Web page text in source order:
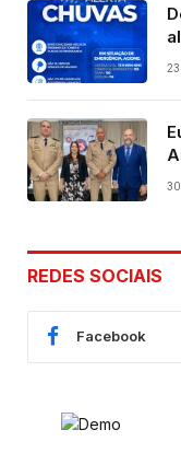
23
30
REDES SOCIAIS
Facebook